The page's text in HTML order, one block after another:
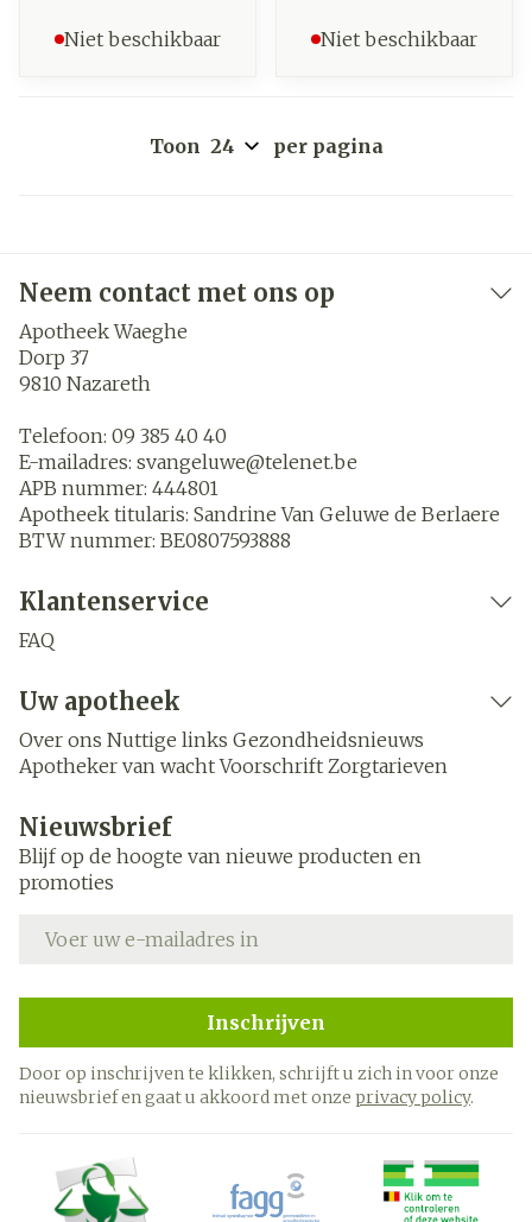
Niet beschikbaar Niet beschikbaar
Toon per pagina
Neem contact met ons op
Apotheek Waeghe
Dorp 37
9810 Nazareth
Telefoon: 09 385 40 40
E-mailadres: svangeluwe@telenet.be
APB nummer: 444801
Apotheek titularis: Sandrine Van Geluwe de Berlaere
BTW nummer: BE0807593888
Klantenservice
FAQ
Uw apotheek
Over ons Nuttige links Gezondheidsnieuws
Apotheker van wacht Voorschrift Zorgtarieven
Nieuwsbrief
Blijf op de hoogte van nieuwe producten en
promoties
Inschrijven
Door op inschrijven te klikken, schrijft u zich in voor onze
nieuwsbrief en gaat u akkoord met onze privacy policy.